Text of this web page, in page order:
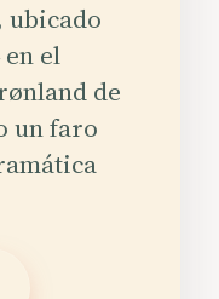
ubicado
el
de
un faro